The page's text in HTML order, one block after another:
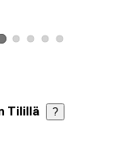
videos
View product image 1
View product image 2
View product image 3
View product image 4
View product image 5
Tilillä ?